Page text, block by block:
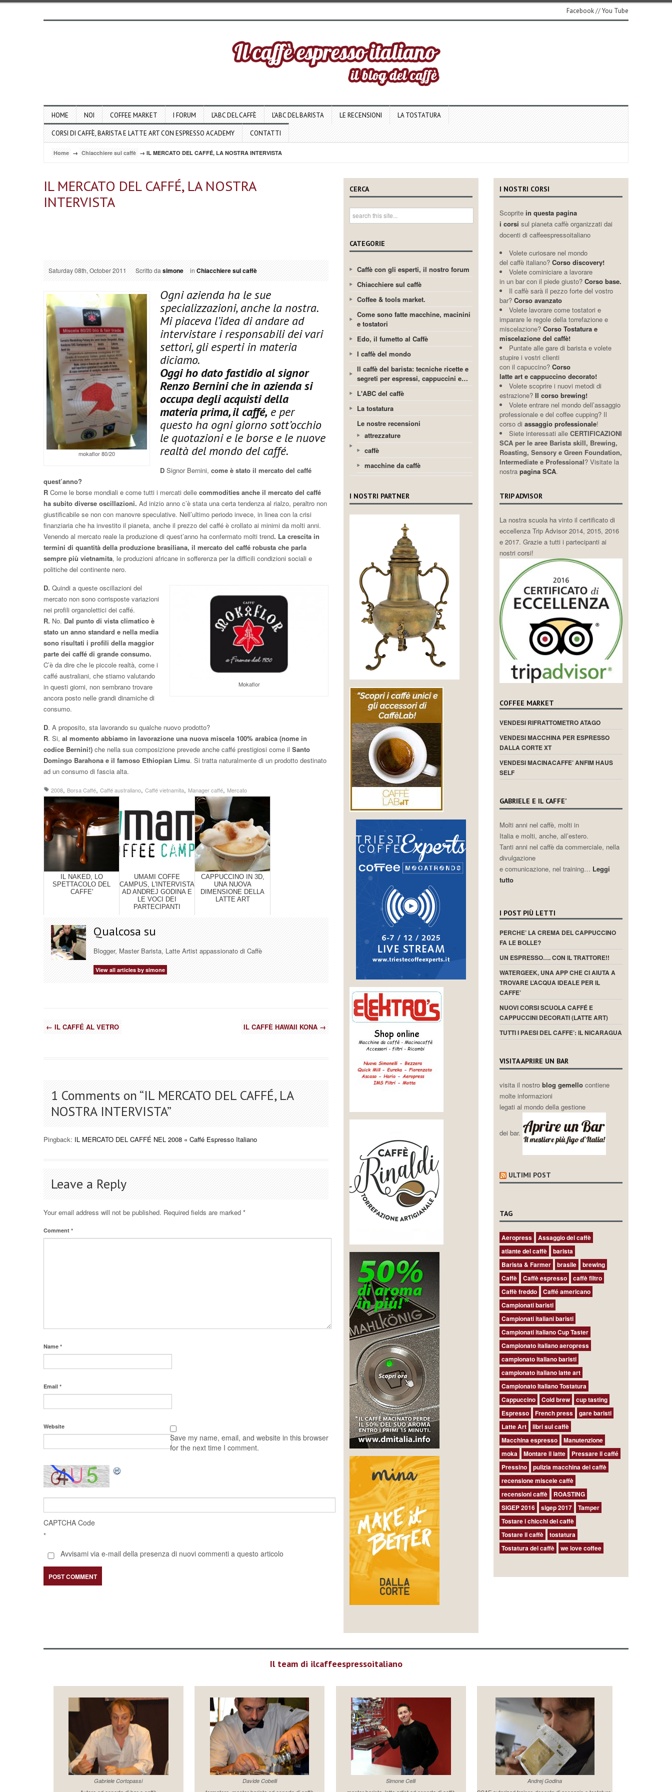
Facebook//You Tube
HOME NOI COFFEE MARKET I FORUM L’ABC DEL CAFFÈ L’ABC DEL BARISTA LE RECENSIONI LA TOSTATURA
CORSI DI CAFFÈ, BARISTA E LATTE ART CON ESPRESSO ACADEMY CONTATTI
Home → Chiacchiere sul caffè → IL MERCATO DEL CAFFÉ, LA NOSTRA INTERVISTA
IL MERCATO DEL CAFFÉ, LA NOSTRA
INTERVISTA
Saturday 08th, October 2011 Scritto dasimone inChiacchiere sul caffè
mokaflor 80/20
Ogni azienda ha le sue
specializzazioni, anche la nostra.
Mi piaceva l’idea di andare ad
intervistare i responsabili dei vari
settori, gli esperti in materia
diciamo.
Oggi ho dato fastidio al signor
Renzo Bernini che in azienda si
occupa degli acquisti della
materia prima, il caffé, e per
questo ha ogni giorno sott’occhio
le quotazioni e le borse e le nuove
realtà del mondo del caffé.
D Signor Bernini, come è stato il mercato del caffé
quest’anno?
R Come le borse mondiali e come tutti i mercati delle commodities anche il mercato del caffé
ha subito diverse oscillazioni. Ad inizio anno c’è stata una certa tendenza al rialzo, peraltro non
giustificabile se non con manovre speculative. Nell’ultimo periodo invece, in linea con la crisi
finanziaria che ha investito il pianeta, anche il prezzo del caffé è crollato ai minimi da molti anni.
Venendo al mercato reale la produzione di quest’anno ha confermato molti trend. La crescita in
termini di quantità della produzione brasiliana, il mercato del caffé robusta che parla
sempre più vietnamita, le produzioni africane in sofferenza per la difficili condizioni sociali e
politiche del continente nero.
Mokaflor
D. Quindi a queste oscillazioni del
mercato non sono corrisposte variazioni
nei profili organolettici dei caffé.
R. No. Dal punto di vista climatico è
stato un anno standard e nella media
sono risultati i profili della maggior
parte dei caffé di grande consumo.
C’è da dire che le piccole realtà, come i
caffé australiani, che stiamo valutando
in questi giorni, non sembrano trovare
ancora posto nelle grandi dinamiche di
consumo.
D. A proposito, sta lavorando su qualche nuovo prodotto?
R. Si, al momento abbiamo in lavorazione una nuova miscela 100% arabica (nome in
codice Bernini!) che nella sua composizione prevede anche caffé prestigiosi come il Santo
Domingo Barahona e il famoso Ethiopian Limu. Si tratta naturalmente di un prodotto destinato
ad un consumo di fascia alta.
2008, Borsa Caffé, Caffé australiano, Caffé vietnamita, Manager caffé, Mercato
IL NAKED, LO
SPETTACOLO DEL
CAFFE'
UMAMI COFFE
CAMPUS, L'INTERVISTA
AD ANDREJ GODINA E
LE VOCI DEI
PARTECIPANTI
CAPPUCCINO IN 3D,
UNA NUOVA
DIMENSIONE DELLA
LATTE ART
Qualcosa su
Blogger, Master Barista, Latte Artist appassionato di Caffè
View all articles by simone
←IL CAFFÉ AL VETRO IL CAFFÈ HAWAII KONA→
1 Comments on “IL MERCATO DEL CAFFÉ, LA
NOSTRA INTERVISTA”
Pingback: IL MERCATO DEL CAFFÉ NEL 2008 « Caffé Espresso Italiano
Leave a Reply
Your email address will not be published. Required fields are marked *
Comment *
Name *
Email *
Website
Save my name, email, and website in this browser
for the next time I comment.
CAPTCHA Code
*
Avvisami via e-mail della presenza di nuovi commenti a questo articolo
CERCA
CATEGORIE
Caffè con gli esperti, il nostro forum
Chiacchiere sul caffè
Coffee & tools market.
Come sono fatte macchine, macinini
e tostatori
Edo, il fumetto al Caffè
I caffè del mondo
Il caffè del barista: tecniche ricette e
segreti per espressi, cappuccini e…
L'ABC del caffè
La tostatura
Le nostre recensioni
attrezzature
caffè
macchine da caffè
I NOSTRI PARTNER
I NOSTRI CORSI
Scoprite in questa pagina
i corsi sul pianeta caffè organizzati dai
docenti di caffeespressoitaliano
Volete curiosare nel mondo
del caffè italiano?Corso discovery!
Volete cominiciare a lavorare
in un bar con il piede giusto? Corso base.
Il caffè sarà il pezzo forte del vostro
bar? Corso avanzato
Volete lavorare come tostatori e
imparare le regole della torrefazione e
miscelazione? Corso Tostatura e
miscelazione del caffè!
Puntate alle gare di barista e volete
stupire i vostri clienti
con il capuccino? Corso
latte art e cappuccino decorato!
Volete scoprire i nuovi metodi di
estrazione? Il corso brewing!
Volete entrare nel mondo dell’assaggio
professionale e del coffee cupping? Il
corso di assaggio professionale!
Siete interessati alle CERTIFICAZIONI
SCA per le aree Barista skill, Brewing,
Roasting, Sensory e Green Foundation,
Intermediate e Professional? Visitate la
nostra pagina SCA.
TRIP ADVISOR
La nostra scuola ha vinto il certificato di
eccellenza Trip Advisor 2014, 2015, 2016
e 2017. Grazie a tutti i partecipanti ai
nostri corsi!
COFFEE MARKET
VENDESI RIFRATTOMETRO ATAGO
VENDESI MACCHINA PER ESPRESSO
DALLA CORTE XT
VENDESI MACINACAFFE’ ANFIM HAUS
SELF
GABRIELE E IL CAFFE’
Molti anni nel caffè, molti in
Italia e molti, anche, all’estero.
Tanti anni nel caffè da commerciale, nella
divulgazione
e comunicazione, nel training… Leggi
tutto
I POST PIÙ LETTI
PERCHE’ LA CREMA DEL CAPPUCCINO
FA LE BOLLE?
UN ESPRESSO…. CON IL TRATTORE!!
WATERGEEK, UNA APP CHE CI AIUTA A
TROVARE L’ACQUA IDEALE PER IL
CAFFE’
NUOVI CORSI SCUOLA CAFFÉ E
CAPPUCCINI DECORATI (LATTE ART)
TUTTI I PAESI DEL CAFFE’: IL NICARAGUA
VISITA APRIRE UN BAR
visita il nostro blog gemello contiene
molte informazioni
legati al mondo della gestione
dei bar.
ULTIMI POST
TAG
Aeropress
Assaggio del caffè
atlante del caffè
barista
Barista & Farmer
brasile
brewing
Caffè
Caffè espresso
caffè filtro
Caffè freddo
Caffé americano
Campionati baristi
Campionati italiani baristi
Campionati italiano Cup Taster
Campionato italiano aeropress
campionato italiano baristi
campionato italiano latte art
Campionato Italiano Tostatura
Cappuccino
Cold brew
cup tasting
Espresso
French press
gare baristi
Latte Art
libri sul caffè
Macchina espresso
Manutenzione
moka
Montare il latte
Pressare il caffé
Pressino
pulizia macchina del caffè
recensione miscele caffè
recensioni caffè
ROASTING
SIGEP 2016
sigep 2017
Tamper
Tostare i chicchi del caffè
Tostare il caffè
tostatura
Tostatura del caffè
we love coffee
Il team di ilcaffeespressoitaliano
Gabriele Cortopassi Davide Cobelli Simone Celli Andrej Godina